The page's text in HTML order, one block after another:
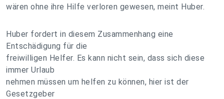
wären ohne ihre Hilfe verloren gewesen, meint Huber.
Huber fordert in diesem Zusammenhang eine
Entschädigung für die
freiwilligen Helfer. Es kann nicht sein, dass sich diese
immer Urlaub
nehmen müssen um helfen zu können, hier ist der
Gesetzgeber